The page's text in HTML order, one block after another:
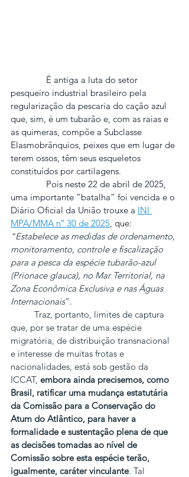
pesqueiro industrial brasileiro pela
regularização da pescaria do cação azul
que, sim, é um tubarão e, com as raias e
as quimeras, compõe a Subclasse
Elasmobrânquios, peixes que em lugar de
terem ossos, têm seus esqueletos
constituídos por cartilagens.
Pois neste 22 de abril de 2025,
uma importante “batalha” foi vencida e o
Diário Oficial da União trouxe a INI
MPA/MMA nº 30 de 2025, que:
“Estabelece as medidas de ordenamento,
monitoramento, controle e fiscalização
para a pesca da espécie tubarão-azul
(Prionace glauca), no Mar Territorial, na
Zona Econômica Exclusiva e nas Águas
Internacionais”.
Traz, portanto, limites de captura
que, por se tratar de uma espécie
migratória, de distribuição transnacional
e interesse de muitas frotas e
nacionalidades, está sob gestão da
ICCAT, embora ainda precisemos, como
Brasil, ratificar uma mudança estatutária
da Comissão para a Conservação do
Atum do Atlântico, para haver a
formalidade e sustentação plena de que
as decisões tomadas ao nível de
Comissão sobre esta espécie terão,
igualmente, caráter vinculante. Tal